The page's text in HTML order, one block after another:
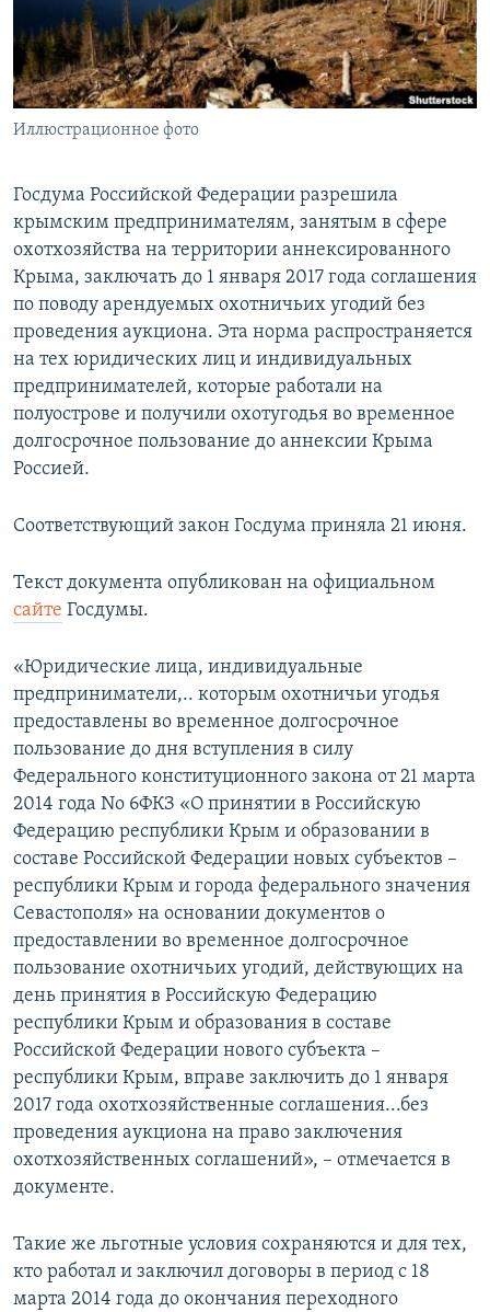
ПОБЕДИТЕЛЕЙ НЕ СУДЯТ?
КРЫМ.НЕПОКОРЕННЫЙ
ELIFBE
УКРАИНСКАЯ ПРОБЛЕМА КРЫМА
ПРИСОЕДИНЯЙТЕСЬ!
Иллюстрационное фото
Госдума Российской Федерации разрешила
крымским предпринимателям, занятым в сфере
охотхозяйства на территории аннексированного
Крыма, заключать до 1 января 2017 года соглашения
по поводу арендуемых охотничьих угодий без
проведения аукциона. Эта норма распространяется
на тех юридических лиц и индивидуальных
предпринимателей, которые работали на
полуострове и получили охотугодья во временное
долгосрочное пользование до аннексии Крыма
Россией.
Соответствующий закон Госдума приняла 21 июня.
Текст документа опубликован на официальном
сайте Госдумы.
«Юридические лица, индивидуальные
предприниматели,.. которым охотничьи угодья
предоставлены во временное долгосрочное
пользование до дня вступления в силу
Федерального конституционного закона от 21 марта
2014 года No 6­ФКЗ «О принятии в Российскую
Федерацию республики Крым и образовании в
составе Российской Федерации новых субъектов –
республики Крым и города федерального значения
Севастополя» на основании документов о
предоставлении во временное долгосрочное
пользование охотничьих угодий, действующих на
день принятия в Российскую Федерацию
республики Крым и образования в составе
Российской Федерации нового субъекта –
республики Крым, вправе заключить до 1 января
2017 года охотхозяйственные соглашения...без
проведения аукциона на право заключения
охотхозяйственных соглашений», – отмечается в
документе.
Такие же льготные условия сохраняются и для тех,
кто работал и заключил договоры в период с 18
марта 2014 года до окончания переходного